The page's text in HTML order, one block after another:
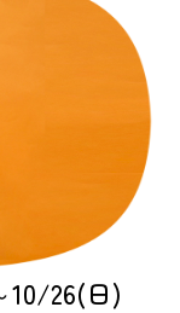
10/26(日)